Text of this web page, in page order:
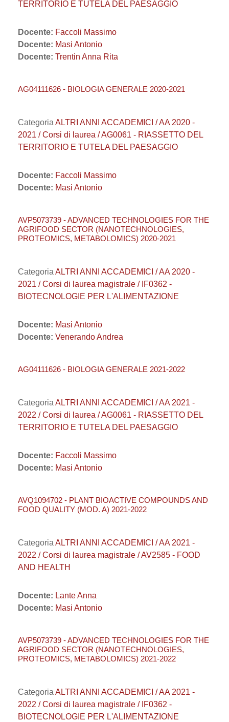
TERRITORIO E TUTELA DEL PAESAGGIO
Docente: Faccoli Massimo
Docente: Masi Antonio
Docente: Trentin Anna Rita
AG04111626 - BIOLOGIA GENERALE 2020-2021
Categoria ALTRI ANNI ACCADEMICI / AA 2020 -
2021 / Corsi di laurea / AG0061 - RIASSETTO DEL
TERRITORIO E TUTELA DEL PAESAGGIO
Docente: Faccoli Massimo
Docente: Masi Antonio
AVP5073739 - ADVANCED TECHNOLOGIES FOR THE
AGRIFOOD SECTOR (NANOTECHNOLOGIES,
PROTEOMICS, METABOLOMICS) 2020-2021
Categoria ALTRI ANNI ACCADEMICI / AA 2020 -
2021 / Corsi di laurea magistrale / IF0362 -
BIOTECNOLOGIE PER L'ALIMENTAZIONE
Docente: Masi Antonio
Docente: Venerando Andrea
AG04111626 - BIOLOGIA GENERALE 2021-2022
Categoria ALTRI ANNI ACCADEMICI / AA 2021 -
2022 / Corsi di laurea / AG0061 - RIASSETTO DEL
TERRITORIO E TUTELA DEL PAESAGGIO
Docente: Faccoli Massimo
Docente: Masi Antonio
AVQ1094702 - PLANT BIOACTIVE COMPOUNDS AND
FOOD QUALITY (MOD. A) 2021-2022
Categoria ALTRI ANNI ACCADEMICI / AA 2021 -
2022 / Corsi di laurea magistrale / AV2585 - FOOD
AND HEALTH
Docente: Lante Anna
Docente: Masi Antonio
AVP5073739 - ADVANCED TECHNOLOGIES FOR THE
AGRIFOOD SECTOR (NANOTECHNOLOGIES,
PROTEOMICS, METABOLOMICS) 2021-2022
Categoria ALTRI ANNI ACCADEMICI / AA 2021 -
2022 / Corsi di laurea magistrale / IF0362 -
BIOTECNOLOGIE PER L'ALIMENTAZIONE